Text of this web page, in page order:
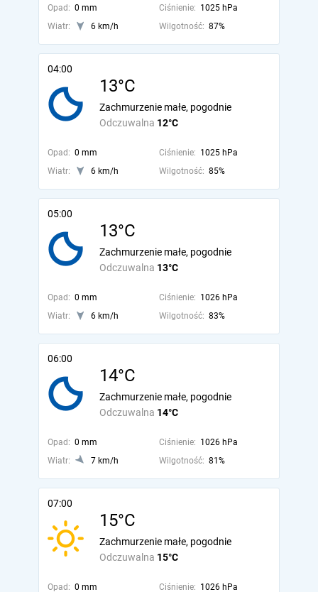
Opad: 0 mm Ciśnienie: 1025 hPa
Wiatr:
6 km/h Wilgotność: 87%
04:00
13°C
Odczuwalna 12°C
Zachmurzenie małe, pogodnie
Opad: 0 mm Ciśnienie: 1025 hPa
Wiatr:
6 km/h Wilgotność: 85%
05:00
13°C
Odczuwalna 13°C
Zachmurzenie małe, pogodnie
Opad: 0 mm Ciśnienie: 1026 hPa
Wiatr:
6 km/h Wilgotność: 83%
06:00
14°C
Odczuwalna 14°C
Zachmurzenie małe, pogodnie
Opad: 0 mm Ciśnienie: 1026 hPa
Wiatr:
7 km/h Wilgotność: 81%
07:00
15°C
Odczuwalna 15°C
Zachmurzenie małe, pogodnie
Opad: 0 mm Ciśnienie: 1026 hPa